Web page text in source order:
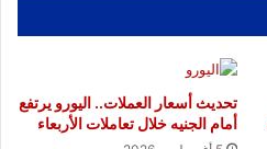
تحديث أسعار العملات.. اليورو يرتفع
أمام الجنيه خلال تعاملات الأربعاء